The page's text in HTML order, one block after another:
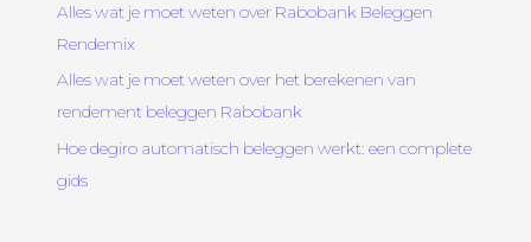
Alles wat je moet weten over Rabobank Beleggen
Rendemix
Alles wat je moet weten over het berekenen van
rendement beleggen Rabobank
Hoe degiro automatisch beleggen werkt: een complete
gids